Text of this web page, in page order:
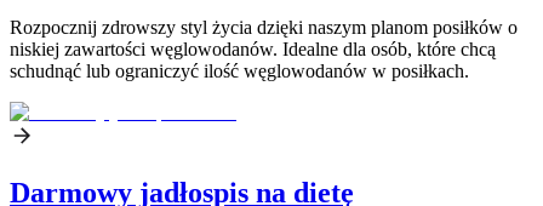
Rozpocznij zdrowszy styl życia dzięki naszym planom posiłków o
niskiej zawartości węglowodanów. Idealne dla osób, które chcą
schudnąć lub ograniczyć ilość węglowodanów w posiłkach.
Darmowy jadłospis na dietę